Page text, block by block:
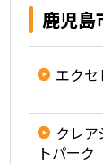
鹿児島
エク
クレ
トパーク